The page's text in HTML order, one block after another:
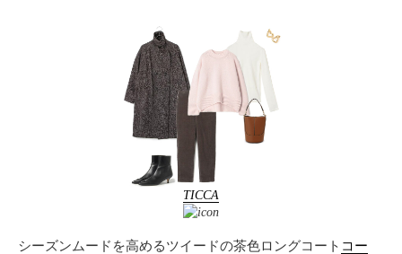
TICCA
シーズンムードを高めるツイードの茶色ロングコート コー